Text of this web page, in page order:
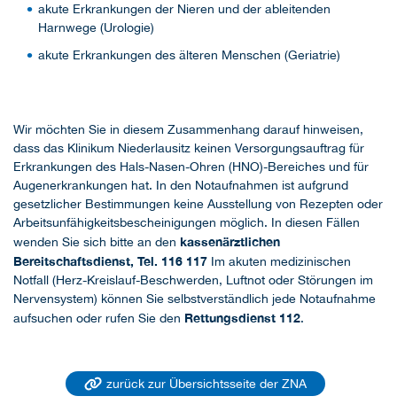
akute Erkrankungen der Nieren und der ableitenden
Harnwege (Urologie)
akute Erkrankungen des älteren Menschen (Geriatrie)
Wir möchten Sie in diesem Zusammenhang darauf hinweisen,
dass das Klinikum Niederlausitz keinen Versorgungsauftrag für
Erkrankungen des Hals-Nasen-Ohren (HNO)-Bereiches und für
Augenerkrankungen hat. In den Notaufnahmen ist aufgrund
gesetzlicher Bestimmungen keine Ausstellung von Rezepten oder
Arbeitsunfähigkeitsbescheinigungen möglich. In diesen Fällen
wenden Sie sich bitte an den kassenärztlichen
Bereitschaftsdienst, Tel. 116 117 Im akuten medizinischen
Notfall (Herz-Kreislauf-Beschwerden, Luftnot oder Störungen im
Nervensystem) können Sie selbstverständlich jede Notaufnahme
aufsuchen oder rufen Sie den Rettungsdienst 112.
zurück zur Übersichtsseite der ZNA